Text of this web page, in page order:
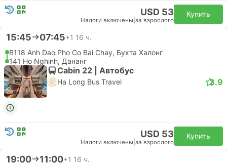
USD 53
Налоги включены за взрослого
Купить
15:45 07:45+1 16 ч.
B118 Anh Dao Pho Co Bai Chay, Бухта Халонг
141 Ho Nghinh, Дананг
Cabin 22 | Автобус
Ha Long Bus Travel 3.9
USD 53
Налоги включены за взрослого
Купить
19:00 11:00+1 16 ч.